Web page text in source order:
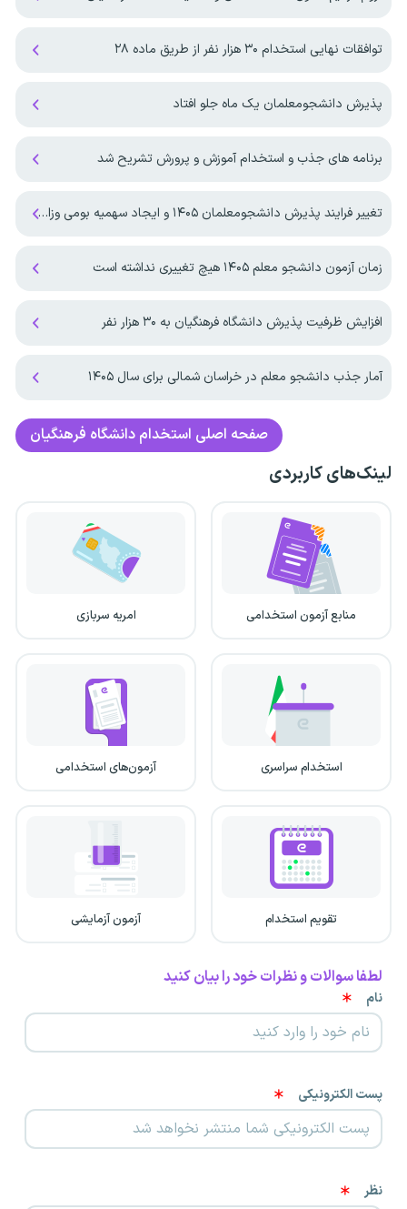
توافقات نهایی استخدام ۳۰ هزار نفر از طریق ماده ۲۸
پذیرش دانشجومعلمان یک ماه جلو افتاد
برنامه های جذب و استخدام آموزش و پرورش تشریح شد
تغییر فرایند پذیرش دانشجومعلمان ۱۴۰۵ و ایجاد سهمیه بومی وزارت بهداشت
زمان آزمون دانشجو معلم ۱۴۰۵ هیچ تغییری نداشته است
افزایش ظرفیت پذیرش دانشگاه فرهنگیان به ۳۰ هزار نفر
آمار جذب دانشجو معلم در خراسان شمالی برای سال ۱۴۰۵
صفحه اصلی استخدام دانشگاه فرهنگیان
لینک‌های کاربردی
منابع آزمون استخدامی امریه سربازی
استخدام سراسری آزمون‌های استخدامی
تقویم استخدام آزمون آزمایشی
لطفا سوالات و نظرات خود را بیان کنید
نام
پست الکترونیکی
نظر